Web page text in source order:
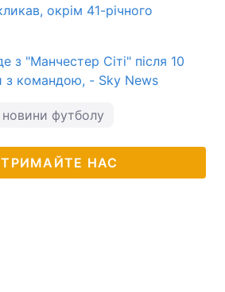
окрім 41-річного
з "Манчестер Сіті" після 10
з командою, - Sky News
новини футболу
НАС